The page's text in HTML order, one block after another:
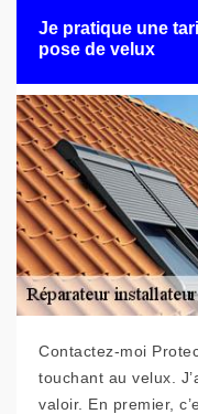
Je pratique une
pose de velux
Contactez-moi
touchant au velux.
valoir. En premier,